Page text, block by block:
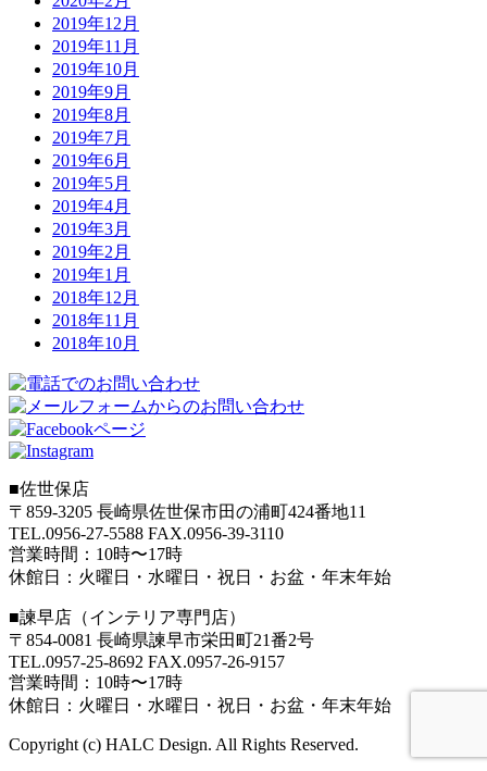
2019年12月
2019年11月
2019年10月
2019年9月
2019年8月
2019年7月
2019年6月
2019年5月
2019年4月
2019年3月
2019年2月
2019年1月
2018年12月
2018年11月
2018年10月
■佐世保店
〒859-3205 長崎県佐世保市田の浦町424番地11
TEL.0956-27-5588 FAX.0956-39-3110
営業時間：10時〜17時
休館日：火曜日・水曜日・祝日・お盆・年末年始
■諫早店（インテリア専門店）
〒854-0081 長崎県諫早市栄田町21番2号
TEL.0957-25-8692 FAX.0957-26-9157
営業時間：10時〜17時
休館日：火曜日・水曜日・祝日・お盆・年末年始
Copyright (c) HALC Design. All Rights Reserved.